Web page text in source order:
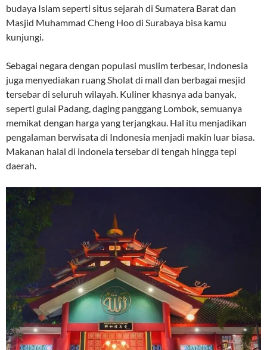
budaya Islam seperti situs sejarah di Sumatera Barat dan
Masjid Muhammad Cheng Hoo di Surabaya bisa kamu
kunjungi.
Sebagai negara dengan populasi muslim terbesar, Indonesia
juga menyediakan ruang Sholat di mall dan berbagai mesjid
tersebar di seluruh wilayah. Kuliner khasnya ada banyak,
seperti gulai Padang, daging panggang Lombok, semuanya
memikat dengan harga yang terjangkau. Hal itu menjadikan
pengalaman berwisata di Indonesia menjadi makin luar biasa.
Makanan halal di indoneia tersebar di tengah hingga tepi
daerah.